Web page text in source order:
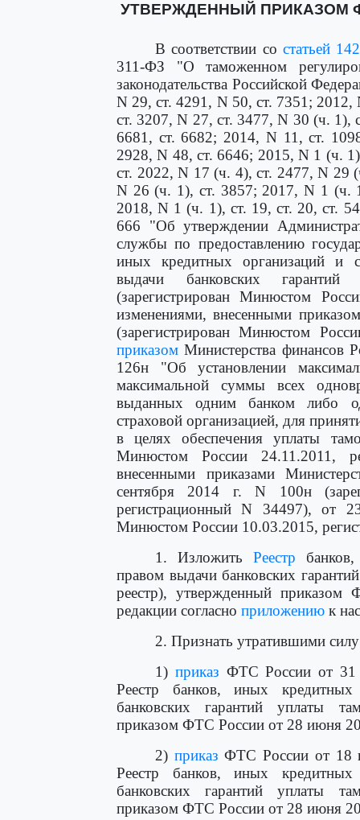
УТВЕРЖДЕННЫЙ ПРИКАЗОМ
В соответствии со статьей 142
311-ФЗ "О таможенном
законодательства Российской
N 29, ст. 4291, N 50, ст. 7351;
ст. 3207, N 27, ст. 3477, N 30 (ч. 1),
6681, ст. 6682; 2014, N 11, ст.
2928, N 48, ст. 6646; 2015, N 1 (ч.
ст. 2022, N 17 (ч. 4), ст. 2477, N 29
N 26 (ч. 1), ст. 3857; 2017, N 1 (ч.
2018, N 1 (ч. 1), ст. 19, ст. 20, ст.
666 "Об утверждении
службы по предоставлению
иных кредитных организаций и
выдачи банковских
(зарегистрирован Минюстом
изменениями, внесенными
(зарегистрирован Минюстом
приказом Министерства финансов
126н "Об установлении
максимальной суммы всех
выданных одним банком либо
страховой организацией, для
в целях обеспечения уплаты
Минюстом России 24.11.2011,
внесенными приказами
сентября 2014 г. N 100н
регистрационный N 34497), от
Минюстом России 10.03.2015,
1. Изложить Реестр
правом выдачи банковских
реестр), утвержденный
редакции согласно приложению к
2. Признать утратившими
1) приказ ФТС России от 31
Реестр банков, иных
банковских гарантий уплаты
приказом ФТС России от 28 июня
2) приказ ФТС России от 18
Реестр банков, иных
банковских гарантий уплаты
приказом ФТС России от 28 июня